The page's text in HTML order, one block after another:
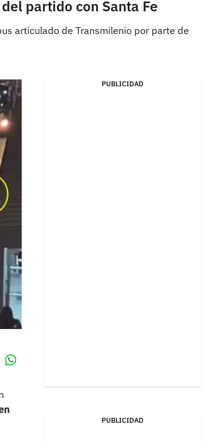
partido con Santa Fe
articulado de Transmilenio por parte de
PUBLICIDAD
PUBLICIDAD